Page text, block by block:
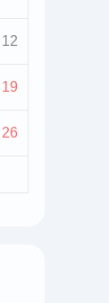
12
19
26